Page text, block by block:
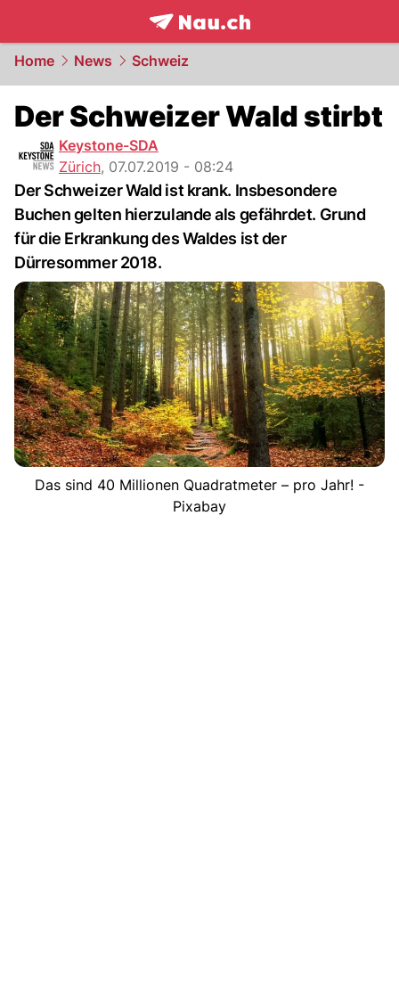
frontpage.NAU.ch
Home News Schweiz
Der Schweizer Wald stirbt
Keystone-SDA
Zürich, 07.07.2019 - 08:24
Der Schweizer Wald ist krank. Insbesondere
Buchen gelten hierzulande als gefährdet. Grund
für die Erkrankung des Waldes ist der
Dürresommer 2018.
Das sind 40 Millionen Quadratmeter – pro Jahr! -
Pixabay